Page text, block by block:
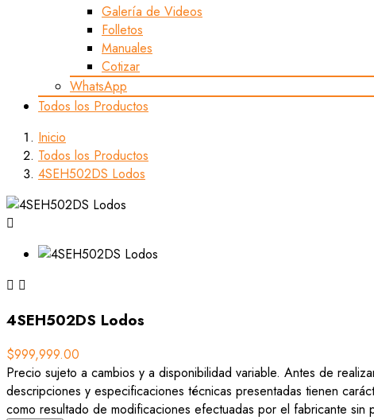
Galería de Videos
Folletos
Manuales
Cotizar
WhatsApp
Todos los Productos
Inicio
Todos los Productos
4SEH502DS Lodos

 
4SEH502DS Lodos
$999,999.00
Precio sujeto a cambios y a disponibilidad variable. Antes de
descripciones y especificaciones técnicas presentadas tienen
como resultado de modificaciones efectuadas por el fabricante sin